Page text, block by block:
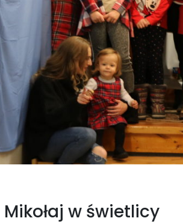
Mikołaj w świetlicy